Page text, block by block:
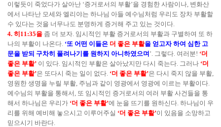
이렇듯이 죽었다가 살아난 ‘증거로서의 부활’을 경험한 사람이나, 변화산
에서 나타난 모세와 엘리야는 하나님 아들 예수님처럼 우리도 장차 부활할
수 있다는 것을 너무나도 분명하게 증거해 주고 있는 것이다.
4. 히11:35을 좀 더 보자. 임시적인 부활 증거로서의 부활과 구별하여 또 하
나의 부활이 나온다. ‘또 어떤 이들은 더 좋은 부활을 얻고자 하여 심한 고
문을 받되 구차히 풀려나기를 원하지 아니하였으며 ’. 그렇다. 여러분! ‘더
좋은 부활’ 이 있다. 임시적인 부활은 살아났지만 다시 죽는다. 그러나 ‘더
좋은 부활’은 또다시 죽는 일이 없다. ‘더 좋은 부활’은 다시 죽지 않을 부활,
영원한 생명을 누릴 부활, 주님과 같이 영광에서 영광에 이르는 부활이다.
예수님의 부활을 통해서, 또 임시적인 증거로서의 여러 부활 사건들을 통
해서 하나님은 우리가 ‘더 좋은 부활’에 눈을 뜨기를 원하신다. 하나님이 우
리를 위해 예비해 놓으시고 이루어주실 ‘더 좋은 부활’이 있음을 소망하고
믿으시기 바란다.